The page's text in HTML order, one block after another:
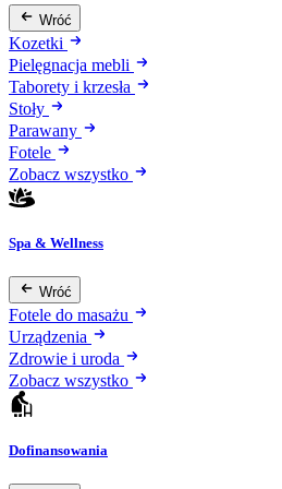
Wróć
Kozetki
Pielęgnacja mebli
Taborety i krzesła
Stoły
Parawany
Fotele
Zobacz wszystko
Spa & Wellness
Wróć
Fotele do masażu
Urządzenia
Zdrowie i uroda
Zobacz wszystko
Dofinansowania